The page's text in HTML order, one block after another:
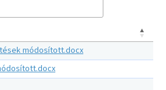
módosított.docx